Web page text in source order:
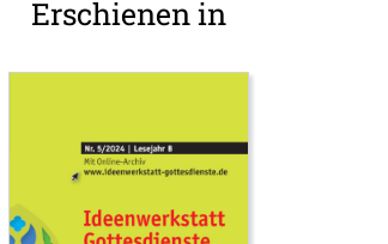
Erschienen in